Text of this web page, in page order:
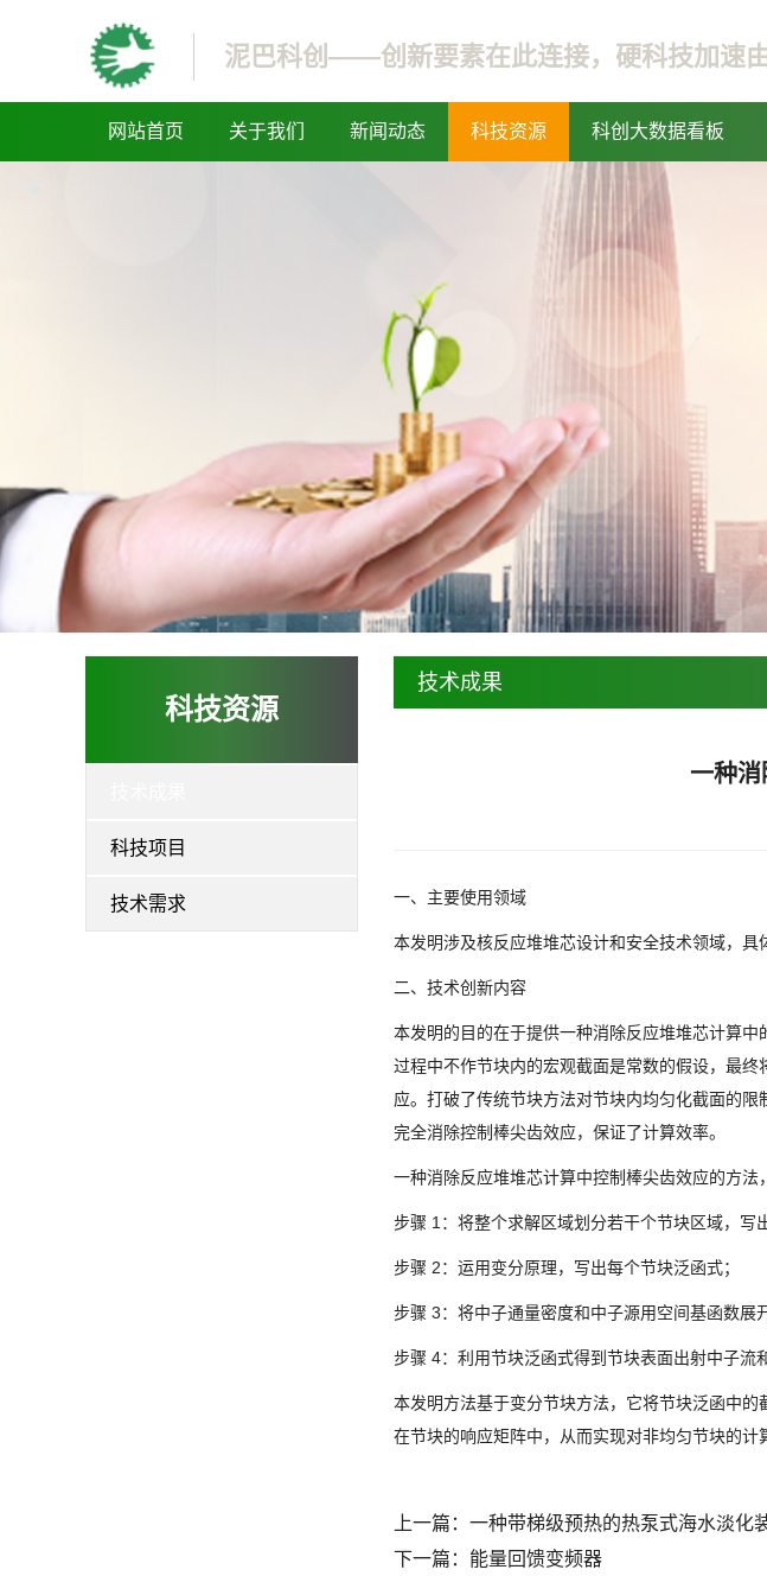
泥巴科创——创新要素在此连接，硬科技加速
网站首页 关于我们 新闻动态 科技资源 科创大数据看板
科技资源
科技项目
技术需求
技术成果
一种消
一、主要使用领域
本发明涉及核反应堆堆芯设计和安全技术领域，具
二、技术创新内容
本发明的目的在于提供一种消除反应堆堆芯计算
过程中不作节块内的宏观截面是常数的假设，最
应。打破了传统节块方法对节块内均匀化截面的
完全消除控制棒尖齿效应，保证了计算效率。
一种消除反应堆堆芯计算中控制棒尖齿效应的方法
步骤 1：将整个求解区域划分若干个节块区域，写
步骤 2：运用变分原理，写出每个节块泛函式；
步骤 3：将中子通量密度和中子源用空间基函数展
步骤 4：利用节块泛函式得到节块表面出射中子流
本发明方法基于变分节块方法，它将节块泛函中
在节块的响应矩阵中，从而实现对非均匀节块的计
上一篇： 一种带梯级预热的热泵式海水淡化
下一篇： 能量回馈变频器